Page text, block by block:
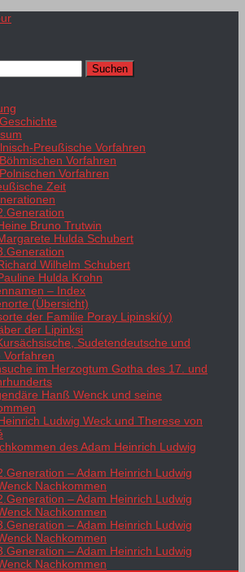
Preußische Vorfahren
Vorfahren
Vorfahren
Zeit
Bruno Trutwin
Hulda Schubert
Wilhelm Schubert
Hulda Krohn
– Index
(Übersicht)
der Familie Poray Lipinski(y)
der Lipinksi
Sudetendeutsche und
Vorfahren
im Herzogtum Gotha des 17. und
Hanß Wenck und seine
Ludwig Weck und Therese von
des Adam Heinrich Ludwig
– Adam Heinrich Ludwig
Nachkommen
– Adam Heinrich Ludwig
Nachkommen
– Adam Heinrich Ludwig
Nachkommen
– Adam Heinrich Ludwig
Nachkommen